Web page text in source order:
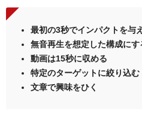
最初の3秒でインパクトを与
無音再生を想定した構成にす
動画は15秒に収める
特定のターゲットに絞り込む
文章で興味をひく